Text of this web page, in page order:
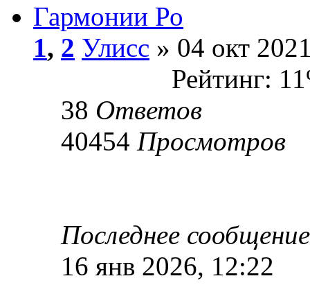
Гармонии Ро
1, 2 Улисс » 04 окт
Рейтинг:
38 Ответов
40454 Просмотров
Последнее
16 янв 2026, 12:22